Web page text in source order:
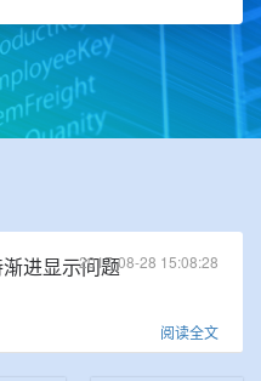
进显示问题
阅读全文
2017-08-28 15:08:28